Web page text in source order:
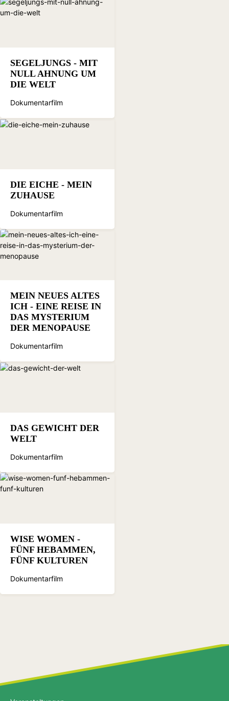
SEGELJUNGS - MIT
NULL AHNUNG UM
DIE WELT
Dokumentarfilm
DIE EICHE - MEIN
ZUHAUSE
Dokumentarfilm
MEIN NEUES ALTES
ICH - EINE REISE IN
DAS MYSTERIUM
DER MENOPAUSE
Dokumentarfilm
DAS GEWICHT DER
WELT
Dokumentarfilm
WISE WOMEN -
FÜNF HEBAMMEN,
FÜNF KULTUREN
Dokumentarfilm